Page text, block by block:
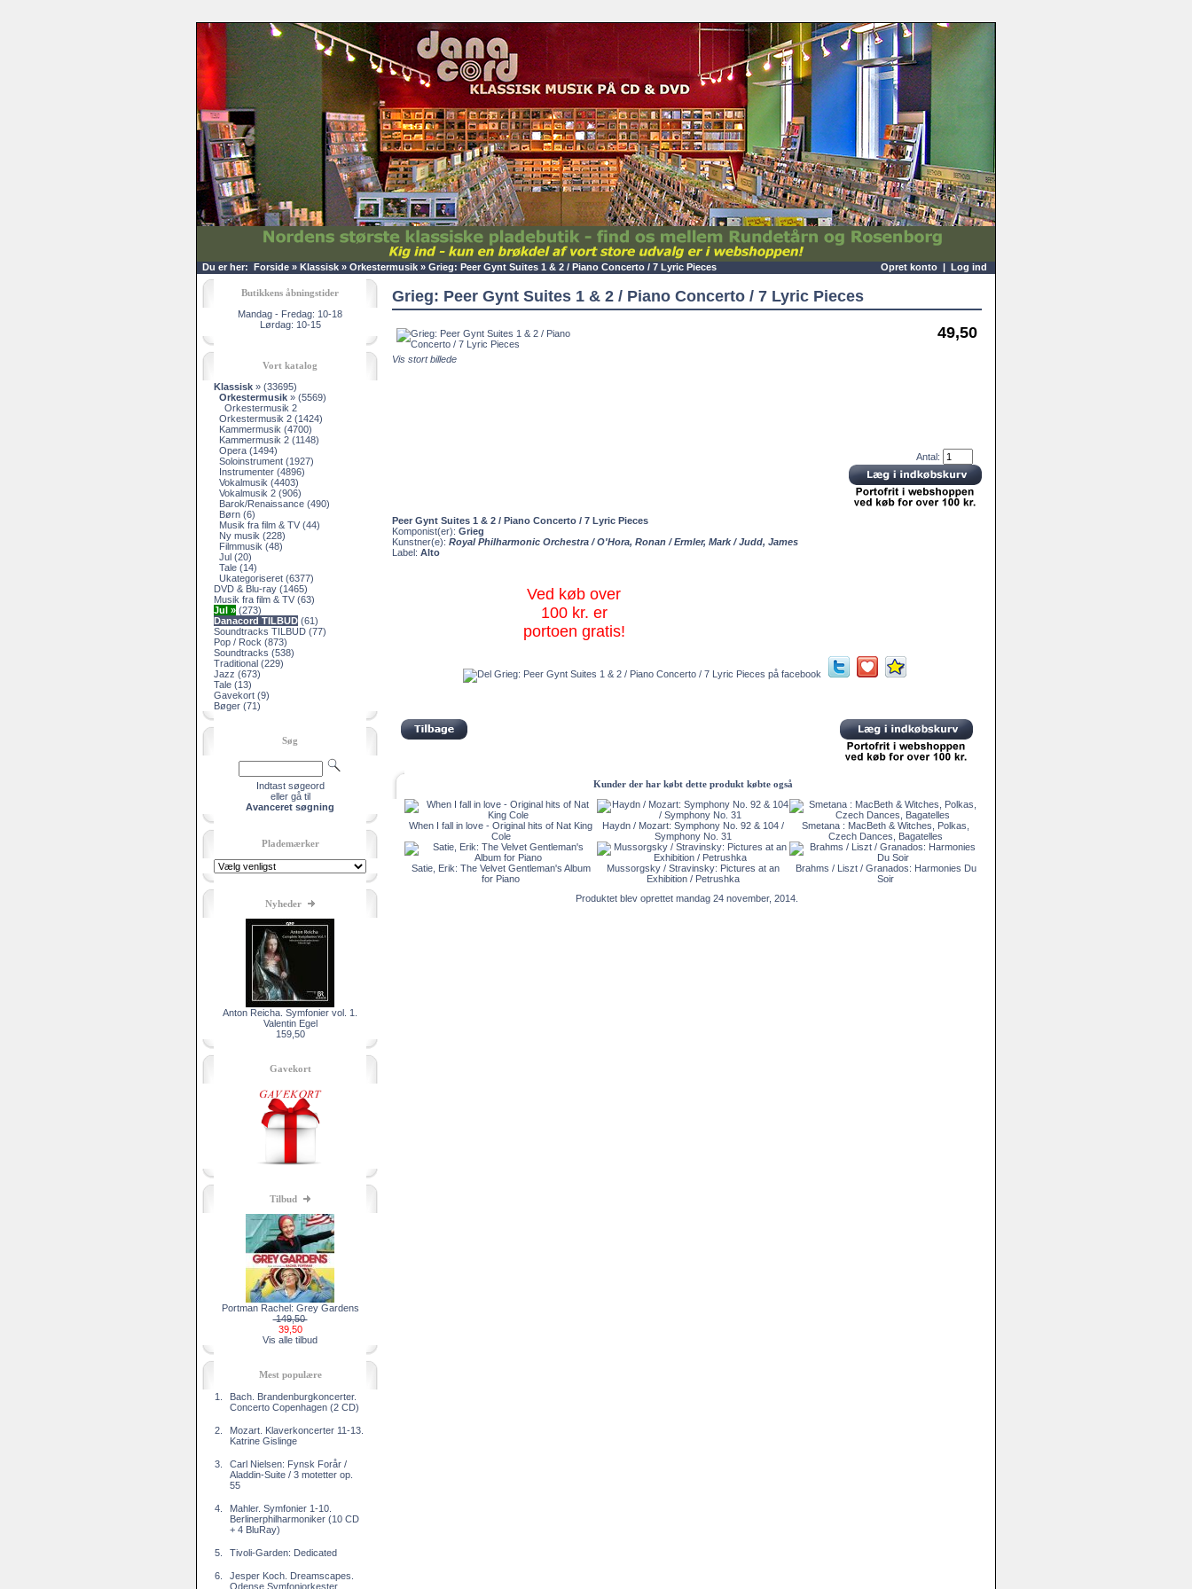
Du er her: Forside » Klassisk » Orkestermusik » Grieg: Peer Gynt Suites 1 & 2 / Piano Concerto / 7 Lyric Pieces Opret konto | Log ind
Butikkens åbningstider
Mandag - Fredag: 10-18
Lørdag: 10-15
Vort katalog
Klassisk » (33695)
Orkestermusik » (5569)
Orkestermusik 2
Orkestermusik 2 (1424)
Kammermusik (4700)
Kammermusik 2 (1148)
Opera (1494)
Soloinstrument (1927)
Instrumenter (4896)
Vokalmusik (4403)
Vokalmusik 2 (906)
Barok/Renaissance (490)
Børn (6)
Musik fra film & TV (44)
Ny musik (228)
Filmmusik (48)
Jul (20)
Tale (14)
Ukategoriseret (6377)
DVD & Blu-ray (1465)
Musik fra film & TV (63)
Jul » (273)
Danacord TILBUD (61)
Soundtracks TILBUD (77)
Pop / Rock (873)
Soundtracks (538)
Traditional (229)
Jazz (673)
Tale (13)
Gavekort (9)
Bøger (71)
Søg
Indtast søgeord
eller gå til
Avanceret søgning
Plademærker
Nyheder
Anton Reicha. Symfonier vol. 1.
Valentin Egel
159,50
Gavekort
Tilbud
Portman Rachel: Grey Gardens
149,50
39,50
Vis alle tilbud
Mest populære
1.
Bach. Brandenburgkoncerter.
Concerto Copenhagen (2 CD)
2.
Mozart. Klaverkoncerter 11-13.
Katrine Gislinge
3.
Carl Nielsen: Fynsk Forår /
Aladdin-Suite / 3 motetter op.
55
4.
Mahler. Symfonier 1-10.
Berlinerphilharmoniker (10 CD
+ 4 BluRay)
5. Tivoli-Garden: Dedicated
6.
Jesper Koch. Dreamscapes.
Odense Symfoniorkester
Grieg: Peer Gynt Suites 1 & 2 / Piano Concerto / 7 Lyric Pieces
Vis stort billede
49,50
Antal:
Peer Gynt Suites 1 & 2 / Piano Concerto / 7 Lyric Pieces
Komponist(er): Grieg
Kunstner(e): Royal Philharmonic Orchestra / O'Hora, Ronan / Ermler, Mark / Judd, James
Label: Alto
Ved køb over
100 kr. er
portoen gratis!
Kunder der har købt dette produkt købte også
When I fall in love - Original hits of Nat King
Cole
Haydn / Mozart: Symphony No. 92 & 104 /
Symphony No. 31
Smetana : MacBeth & Witches, Polkas,
Czech Dances, Bagatelles
Satie, Erik: The Velvet Gentleman's Album
for Piano
Mussorgsky / Stravinsky: Pictures at an
Exhibition / Petrushka
Brahms / Liszt / Granados: Harmonies Du
Soir
Produktet blev oprettet mandag 24 november, 2014.